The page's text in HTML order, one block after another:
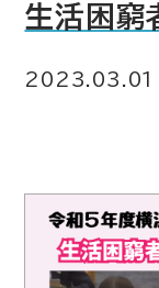
生活困窮
2023.03.01